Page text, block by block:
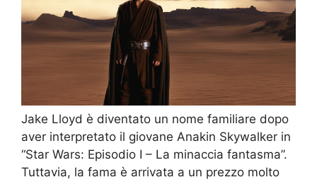
Jake Lloyd è diventato un nome familiare dopo
aver interpretato il giovane Anakin Skywalker in
“Star Wars: Episodio I – La minaccia fantasma”.
Tuttavia, la fama è arrivata a un prezzo molto